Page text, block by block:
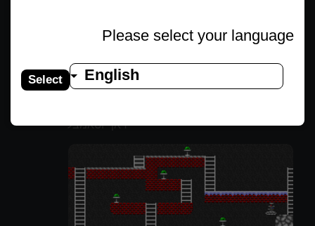
Please select your language
English
Select
ראף וטאמבל